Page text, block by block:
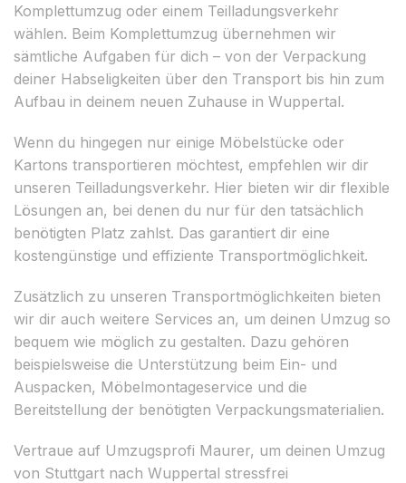
Komplettumzug oder einem Teilladungsverkehr
wählen. Beim Komplettumzug übernehmen wir
sämtliche Aufgaben für dich – von der Verpackung
deiner Habseligkeiten über den Transport bis hin zum
Aufbau in deinem neuen Zuhause in Wuppertal.
Wenn du hingegen nur einige Möbelstücke oder
Kartons transportieren möchtest, empfehlen wir dir
unseren Teilladungsverkehr. Hier bieten wir dir flexible
Lösungen an, bei denen du nur für den tatsächlich
benötigten Platz zahlst. Das garantiert dir eine
kostengünstige und effiziente Transportmöglichkeit.
Zusätzlich zu unseren Transportmöglichkeiten bieten
wir dir auch weitere Services an, um deinen Umzug so
bequem wie möglich zu gestalten. Dazu gehören
beispielsweise die Unterstützung beim Ein- und
Auspacken, Möbelmontageservice und die
Bereitstellung der benötigten Verpackungsmaterialien.
Vertraue auf Umzugsprofi Maurer, um deinen Umzug
von Stuttgart nach Wuppertal stressfrei